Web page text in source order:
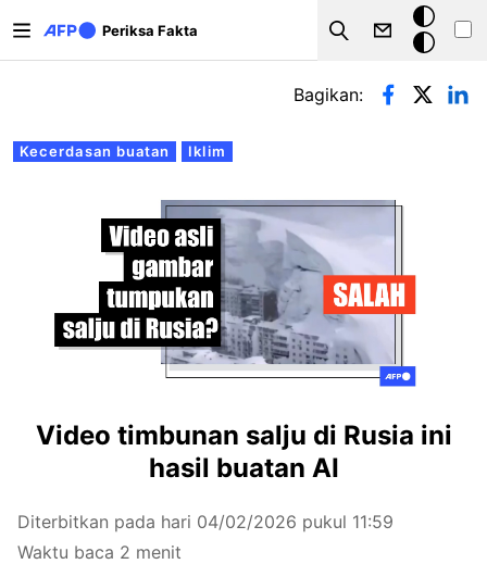
Periksa Fakta
Search
Mode
gelap
Tab primer
Kecerdasan buatan Iklim
Bagikan:
Video timbunan salju di Rusia ini
hasil buatan AI
Diterbitkan pada hari 04/02/2026 pukul 11:59
Waktu baca 2 menit